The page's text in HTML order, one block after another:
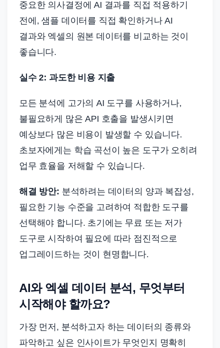
중요한 의사결정에 AI 결과를 직접 적용하기
전에, 샘플 데이터를 직접 확인하거나 AI
결과와 엑셀의 원본 데이터를 비교하는 것이
좋습니다.
실수 2: 과도한 비용 지출
모든 분석에 고가의 AI 도구를 사용하거나,
불필요하게 많은 API 호출을 발생시키면
예상보다 많은 비용이 발생할 수 있습니다.
초보자에게는 학습 곡선이 높은 도구가 오히려
업무 효율을 저해할 수 있습니다.
해결 방안: 분석하려는 데이터의 양과 복잡성,
필요한 기능 수준을 고려하여 적합한 도구를
선택해야 합니다. 초기에는 무료 또는 저가
도구로 시작하여 필요에 따라 점진적으로
업그레이드하는 것이 현명합니다.
AI와 엑셀 데이터 분석, 무엇부터
시작해야 할까요?
가장 먼저, 분석하고자 하는 데이터의 종류와
파악하고 싶은 인사이트가 무엇인지 명확히